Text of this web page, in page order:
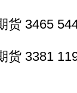
3465 544
3381